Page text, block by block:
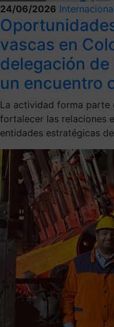
24/06/2026
vascas en
delegación de
un encuentro
La actividad forma parte
fortalecer las relaciones
entidades estratégicas